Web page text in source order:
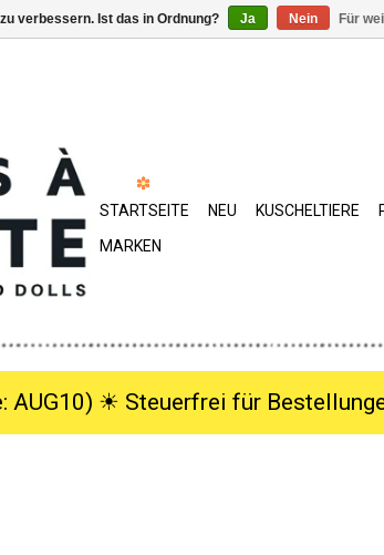
STARTSEITE NEU KUSCHELTIERE
MARKEN
AUG10) ☀︎ Steuerfrei für
verbessern. Ist das in Ordnung? Ja Nein Für